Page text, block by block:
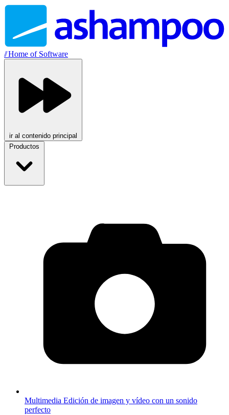
//Home of Software
ir al contenido principal
Productos
Multimedia Edición de imagen y vídeo con un sonido
perfecto